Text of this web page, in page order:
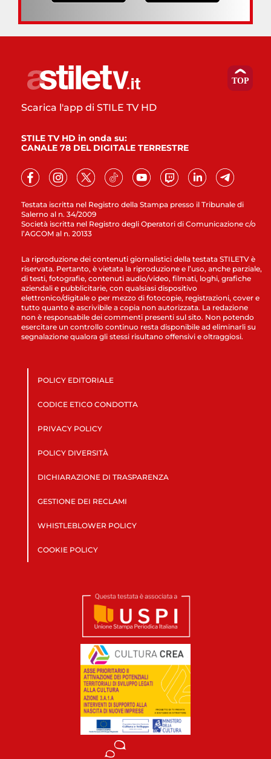
Testata iscritta nel Registro della Stampa presso il Tribunale di
Salerno al n. 34/2009
Società iscritta nel Registro degli Operatori di Comunicazione c/o
l’AGCOM al n. 20133
Scarica l'app di STILE TV HD
STILE TV HD in onda su:
CANALE 78 DEL DIGITALE TERRESTRE
La riproduzione dei contenuti giornalistici della testata STILETV è
riservata. Pertanto, è vietata la riproduzione e l’uso, anche parziale,
di testi, fotografie, contenuti audio/video, filmati, loghi, grafiche
aziendali e pubblicitarie, con qualsiasi dispositivo
elettronico/digitale o per mezzo di fotocopie, registrazioni, cover e
tutto quanto è ascrivibile a copia non autorizzata. La redazione
non è responsabile dei commenti presenti sul sito. Non potendo
esercitare un controllo continuo resta disponibile ad eliminarli su
segnalazione qualora gli stessi risultano offensivi e oltraggiosi.
POLICY EDITORIALE
CODICE ETICO CONDOTTA
PRIVACY POLICY
POLICY DIVERSITÀ
DICHIARAZIONE DI TRASPARENZA
GESTIONE DEI RECLAMI
WHISTLEBLOWER POLICY
COOKIE POLICY